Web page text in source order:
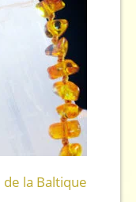
la Baltique